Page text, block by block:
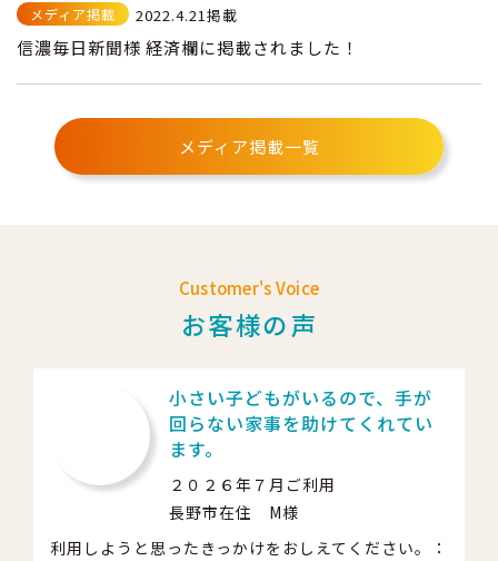
メディア掲載 2022.4.21掲載
信濃毎日新聞様 経済欄に掲載されました！
メディア掲載一覧
Customer's Voice
お客様の声
小さい子どもがいるので、手が
回らない家事を助けてくれてい
ます。
２０２６年７月ご利用
長野市在住 M様
利用しようと思ったきっかけをおしえてください。：